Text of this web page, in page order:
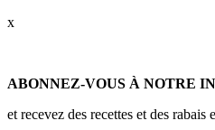
x
ABONNEZ-VOUS À NOTRE
et recevez des recettes et des rabais